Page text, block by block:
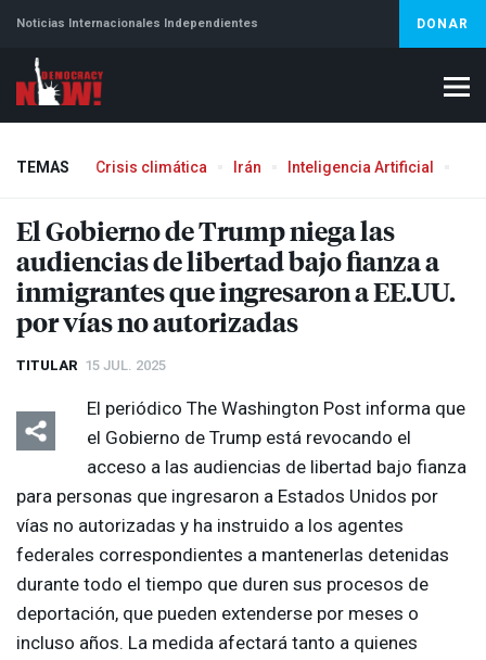
Noticias Internacionales Independientes DONAR
TEMAS Crisis climática Irán Inteligencia Artificial
El Gobierno de Trump niega las
audiencias de libertad bajo fianza a
inmigrantes que ingresaron a EE.UU.
por vías no autorizadas
TITULAR 15 JUL. 2025
El periódico The Washington Post informa que
el Gobierno de Trump está revocando el
acceso a las audiencias de libertad bajo fianza
para personas que ingresaron a Estados Unidos por
vías no autorizadas y ha instruido a los agentes
federales correspondientes a mantenerlas detenidas
durante todo el tiempo que duren sus procesos de
deportación, que pueden extenderse por meses o
incluso años. La medida afectará tanto a quienes